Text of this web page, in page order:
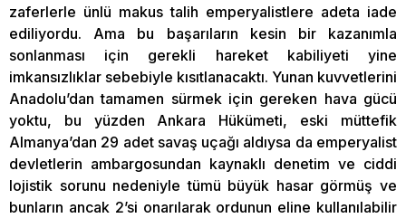
zaferlerle ünlü makus talih emperyalistlere adeta iade
ediliyordu. Ama bu başarıların kesin bir kazanımla
sonlanması için gerekli hareket kabiliyeti yine
imkansızlıklar sebebiyle kısıtlanacaktı. Yunan kuvvetlerini
Anadolu’dan tamamen sürmek için gereken hava gücü
yoktu, bu yüzden Ankara Hükümeti, eski müttefik
Almanya’dan 29 adet savaş uçağı aldıysa da emperyalist
devletlerin ambargosundan kaynaklı denetim ve ciddi
lojistik sorunu nedeniyle tümü büyük hasar görmüş ve
bunların ancak 2’si onarılarak ordunun eline kullanılabilir